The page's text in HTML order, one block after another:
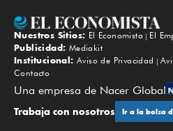
Nuestros Sitios: El Economista El
Publicidad: Mediakit
Institucional: Aviso de Privacidad
Contacto
Una empresa de Nacer Global
Trabaja con nosotros Ir a la bolsa